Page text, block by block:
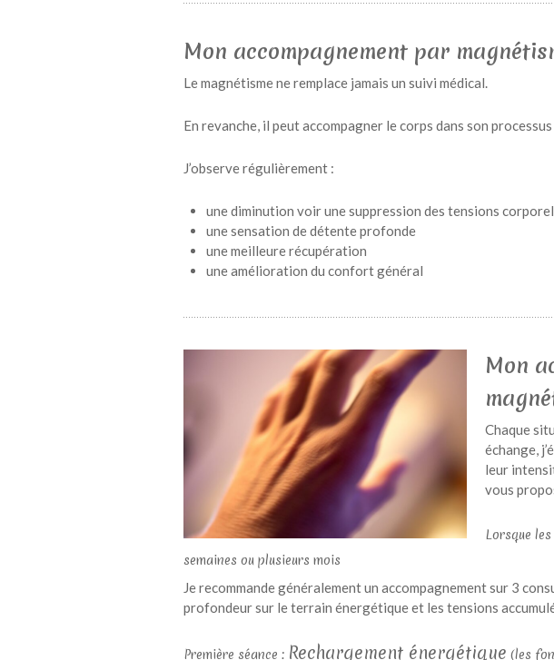
Mon accompagnement par
Le magnétisme ne remplace jamais un suivi médical.
En revanche, il peut accompagner le corps dans son
J’observe régulièrement :
une diminution voir une suppression des tensions
une sensation de détente profonde
une meilleure récupération
une amélioration du confort général
Mon
Chaque
échange,
leur
vous
Lorsque
semaines ou plusieurs mois
Je recommande généralement un accompagnement sur 3
profondeur sur le terrain énergétique et les tensions
Première séance : Rechargement énergétique (les